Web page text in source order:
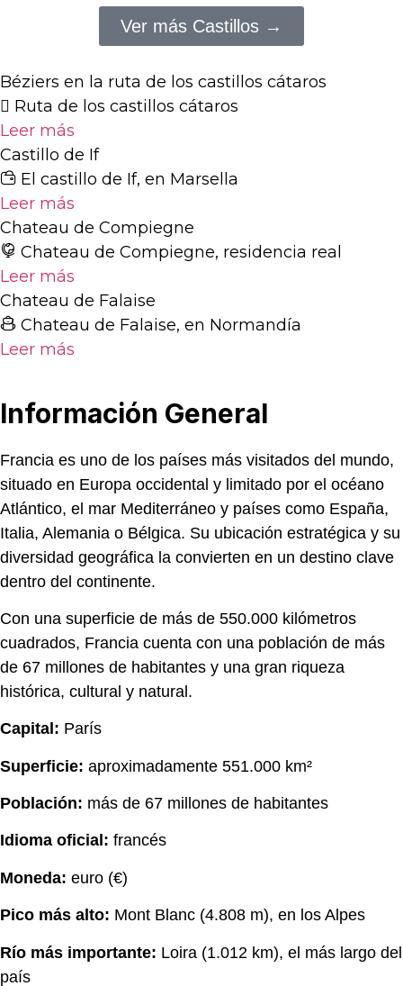
Ver más Castillos →
Béziers en la ruta de los castillos cátaros
Ruta de los castillos cátaros
Leer más
Castillo de If
El castillo de If, en Marsella
Leer más
Chateau de Compiegne
Chateau de Compiegne, residencia real
Leer más
Chateau de Falaise
Chateau de Falaise, en Normandía
Leer más
Información General
Francia es uno de los países más visitados del mundo,
situado en Europa occidental y limitado por el océano
Atlántico, el mar Mediterráneo y países como España,
Italia, Alemania o Bélgica. Su ubicación estratégica y su
diversidad geográfica la convierten en un destino clave
dentro del continente.
Con una superficie de más de 550.000 kilómetros
cuadrados, Francia cuenta con una población de más
de 67 millones de habitantes y una gran riqueza
histórica, cultural y natural.
Capital: París
Superficie: aproximadamente 551.000 km²
Población: más de 67 millones de habitantes
Idioma oficial: francés
Moneda: euro (€)
Pico más alto: Mont Blanc (4.808 m), en los Alpes
Río más importante: Loira (1.012 km), el más largo del
país